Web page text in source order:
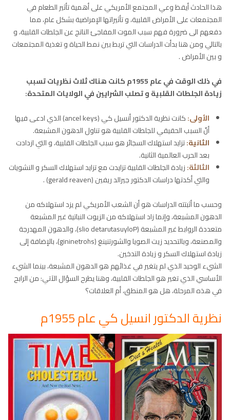
هذا الحادث أيقظ وعي المجتمع الأمريكي على أهمية تأثير الطعام في
المجتمعات على الأمراض القلبية، و تأثيراتها الإمراضية بشكل عام، مما
دفعهم الى ضرورة فهم سبب الموت المفاجئ الناتج عن الجلطات القلبية، و
بالتالي ومن هنا بدأت الدراسات التي تربط بين نمط الحياة و تغذية المجتمعات
و بين الأمراض .
في ذلك الوقت في عام 1955م كانت هناك ثلاث نظريات تسبب
زيادة الجلطات القلبية و تصلب الشرايين في الولايات المتحدة:
الأولى:
كانت نظرية الدكتور أنسيل كي (ancel keys) الذي ادعى فيها
أنّ السبب الحقيقي للجلطات القلبية هو تناول الدهون المشبعة.
الثانية:تزايد استهلاك السجائر هو سبب الجلطات القلبية، و التي ازدادت
بعد الحرب العالمية الثانية.
الثالثة:زيادة الجلطات القلبية تزايدت مع تزايد استهلاك السكر و النشويات
والتي أكدتها دراسات الدكتور جيرالد ريفين (gerald reaven) .
وحسب ما أثبتته الدراسات هو أن الشعب الأمريكي لم يزد استهلاكه من
الدهون المشبعة، وإنما زاد استهلاكه من الزيوت النباتية غير المشبعة
متعددة الروابط غير المشبعة (slio detarutasuyloP)، والدهون المهدرجة
والمصنعة، وبالتحديد زيت الصويا والشورتنينغ (gininetrohs)، بالإضافة إلى
زيادة استهلاك السكر و زيادة التدخين.
الشيء الوحيد الذي لم يتغير في غذائهم هو الدهون المشبعة، بينما الشيء
الأساسي الذي تغير هو الجلطات القلبية، وهنا يطرح السؤال الآتي: من الرابح
في هذه المرحلة، هل هو المنطق، أم العلاقات؟
نظرية الدكتور انسيل كيعام 1955م